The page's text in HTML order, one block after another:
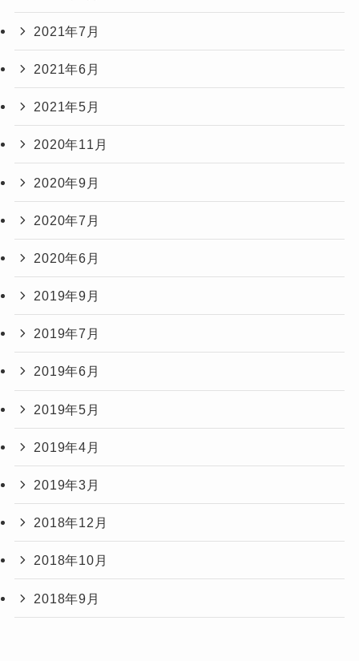
2021年7月
2021年6月
2021年5月
2020年11月
2020年9月
2020年7月
2020年6月
2019年9月
2019年7月
2019年6月
2019年5月
2019年4月
2019年3月
2018年12月
2018年10月
2018年9月